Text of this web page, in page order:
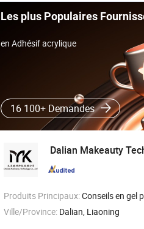
Les plus Populaires
en Adhésif acrylique
16 100+ Demandes
Dalian Makeauty
Produits Principaux:Conseils en gel pour les ongles , blocs à polir , vernis à ongles , autocollants pour
Ville/Province: Dalian, Liaoning